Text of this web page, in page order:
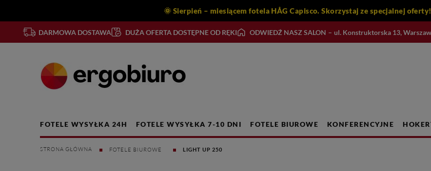
🌞 Sierpień – miesiącem fotela HÅG Capisco. Skorzystaj ze specjalnej
DARMOWA DOSTAWA DUŻA OFERTA DOSTĘPNE OD RĘKI ODWIEDŹ NASZ SALON – ul. Konstruktorska 13,
FOTELE WYSYŁKA 24H FOTELE WYSYŁKA 7-10 DNI FOTELE BIUROWE KONFERENCYJNE
FOTELE BIUROWE LIGHT UP 250